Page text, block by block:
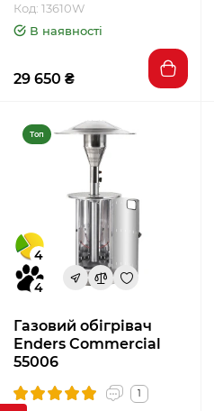
Код: 13610W
В наявності
29 650 ₴
4
4
Топ
Газовий обігрівач
Enders Commercial
55006
1